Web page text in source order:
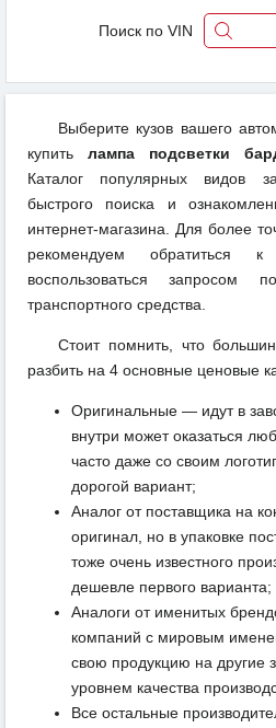
Поиск по VIN
Выберите кузов вашего
купить лампа подсветки
Каталог популярных видов
быстрого поиска и
интернет-магазина. Для более
рекомендуем обратиться к
воспользоваться запросом
транспортного средства.
Стоит помнить, что
разбить на 4 основные ценовые
Оригинальные — идут в
внутри может оказаться
часто даже со своим
дорогой вариант;
Аналог от поставщика на
оригинал, но в упаковке
тоже очень известного
дешевле первого варианта;
Аналоги от именитых
компаний с мировым
свою продукцию на другие
уровнем качества
Все остальные